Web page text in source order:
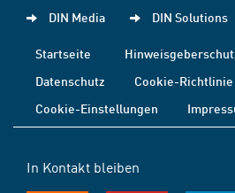
DIN Media DIN Solutions
Startseite
Datenschutz
Cookie-Richtlinie
Cookie-Einstellungen
In Kontakt bleiben